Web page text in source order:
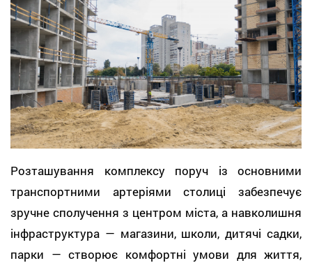
Розташування комплексу поруч із основними
транспортними артеріями столиці забезпечує
зручне сполучення з центром міста, а навколишня
інфраструктура — магазини, школи, дитячі садки,
парки — створює комфортні умови для життя,